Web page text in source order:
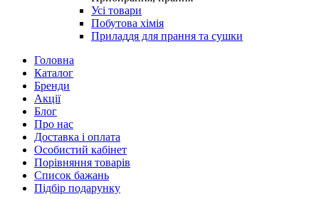
Усі товари
Побутова хімія
Приладдя для прання та сушки
Головна
Каталог
Бренди
Акції
Блог
Про нас
Доставка і оплата
Особистий кабінет
Порівняння товарів
Список бажань
Підбір подарунку